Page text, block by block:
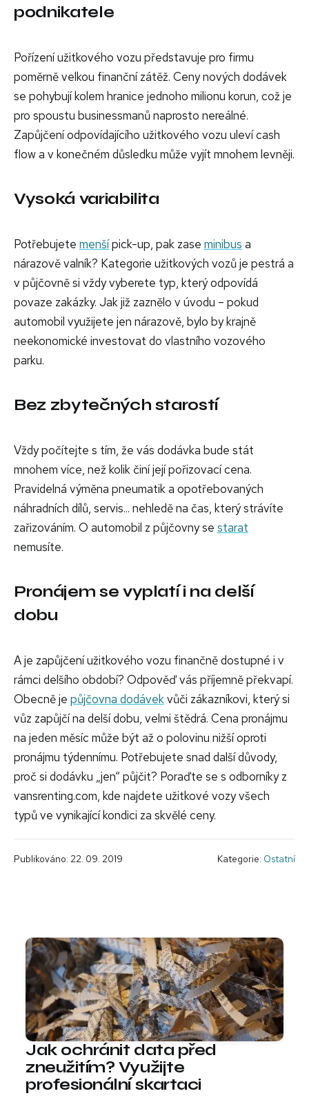
podnikatele
Pořízení užitkového vozu představuje pro firmu
poměrně velkou finanční zátěž. Ceny nových dodávek
se pohybují kolem hranice jednoho milionu korun, což je
pro spoustu businessmanů naprosto nereálné.
Zapůjčení odpovídajícího užitkového vozu uleví cash
flow a v konečném důsledku může vyjít mnohem levněji.
Vysoká variabilita
Potřebujete menšípick-up, pak zase minibus a
nárazově valník? Kategorie užitkových vozů je pestrá a
v půjčovně si vždy vyberete typ, který odpovídá
povaze zakázky. Jak již zaznělo v úvodu – pokud
automobil využijete jen nárazově, bylo by krajně
neekonomické investovat do vlastního vozového
parku.
Bez zbytečných starostí
Vždy počítejte s tím, že vás dodávka bude stát
mnohem více, než kolik činí její pořizovací cena.
Pravidelná výměna pneumatik a opotřebovaných
náhradních dílů, servis... nehledě na čas, který strávíte
zařizováním. O automobil z půjčovny se starat
nemusíte.
Pronájem se vyplatí i na delší
dobu
A je zapůjčení užitkového vozu finančně dostupné i v
rámci delšího období? Odpověď vás příjemně překvapí.
Obecně je půjčovna dodávekvůči zákazníkovi, který si
vůz zapůjčí na delší dobu, velmi štědrá. Cena pronájmu
na jeden měsíc může být až o polovinu nižší oproti
pronájmu týdennímu. Potřebujete snad další důvody,
proč si dodávku „jen“ půjčit? Poraďte se s odborníky z
vansrenting.com, kde najdete užitkové vozy všech
typů ve vynikající kondici za skvělé ceny.
Publikováno: 22. 09. 2019 Kategorie: Ostatní
Jak ochránit data před
zneužitím? Využijte
profesionální skartaci